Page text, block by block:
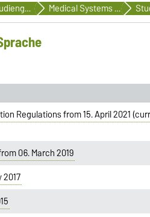
Master-Studiengänge Medical Systems Engineering (englischsprachig)
Regulations from 15. April 2021
06. March 2019